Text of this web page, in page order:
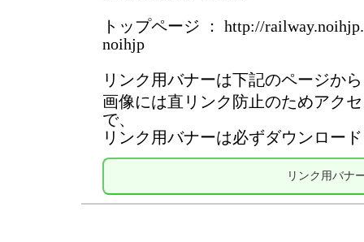
トップページ ： http://
noihjp
リンク用バナーは下記のページか
画像には直リンク防止のためアク
で、
リンク用バナーは必ずダウンロー
リンク用バナ